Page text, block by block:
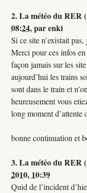
2.La météo du RER
08:24,parenki
Si ce site n’existait
Merci pour ces infos
façon jamais sur les
aujourd’hui les trains
sont dans le train et
heureusement vous
long moment d’attente
bonne continuation et
3.La météo du RER
2010, 10:39
Quid de l’incident